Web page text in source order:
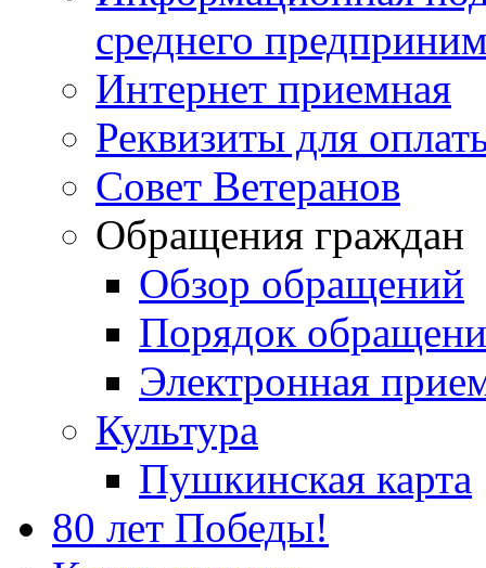
среднего
Интернет приемная
Реквизиты для
Совет Ветеранов
Обращения граждан
Обзор обращений
Порядок
Электронная
Культура
Пушкинская карта
80 лет Победы!